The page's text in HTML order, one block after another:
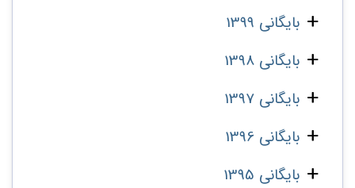
بایگانی 1399
بایگانی 1398
بایگانی 1397
بایگانی 1396
بایگانی 1395